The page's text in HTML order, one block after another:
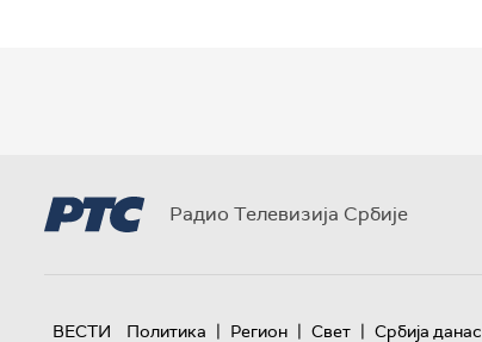
Радио Телевизија Србије
ВЕСТИ Политика | Регион | Свет | Србија данас